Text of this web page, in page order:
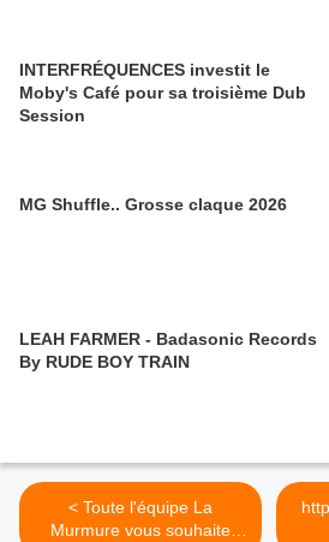
INTERFRÉQUENCES investit le
Moby's Café pour sa troisième Dub
Session
MG Shuffle.. Grosse claque 2026
LEAH FARMER - Badasonic Records
By RUDE BOY TRAIN
< Toute l'équipe La
Murmure vous souhaite